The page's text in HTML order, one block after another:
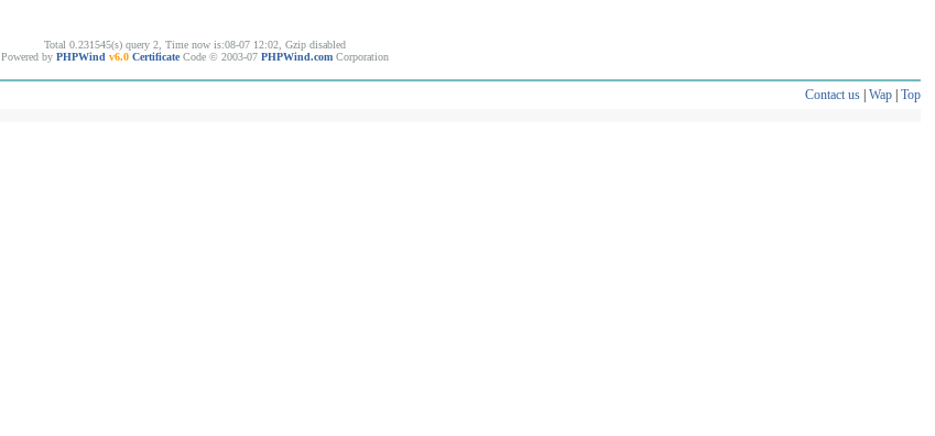
Total 0.231545(s) query 2, Time now is:08-07 12:02, Gzip disabled
Powered by PHPWind v6.0 Certificate Code © 2003-07 PHPWind.com Corporation
Contact us| Wap| Top